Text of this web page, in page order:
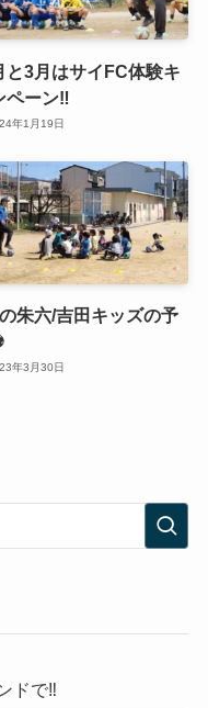
と3月はサイFC体験キ
ペーン‼️
年1月19日
朱六/吉田キッズの予
年3月30日
ドで‼️